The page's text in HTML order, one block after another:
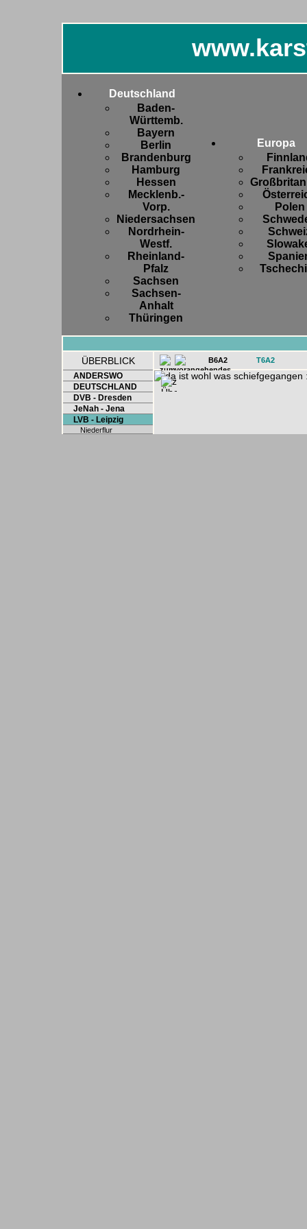
Deutschland
Baden-
Württemb.
Bayern
Berlin
Brandenburg
Hamburg
Hessen
Mecklenb.-
Vorp.
Niedersachsen
Nordrhein-
Westf.
Rheinland-
Pfalz
Sachsen
Sachsen-
Anhalt
Thüringen
Europa
Polen
ÜBERBLICK
ANDERSWO
DEUTSCHLAND
DVB - Dresden
JeNah - Jena
LVB - Leipzig
Niederflur
B6A2 T6A2